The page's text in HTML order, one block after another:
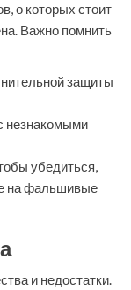
о которых стоит
Важно помнить
защиты
незнакомыми
убедиться,
на фальшивые
и недостатки.